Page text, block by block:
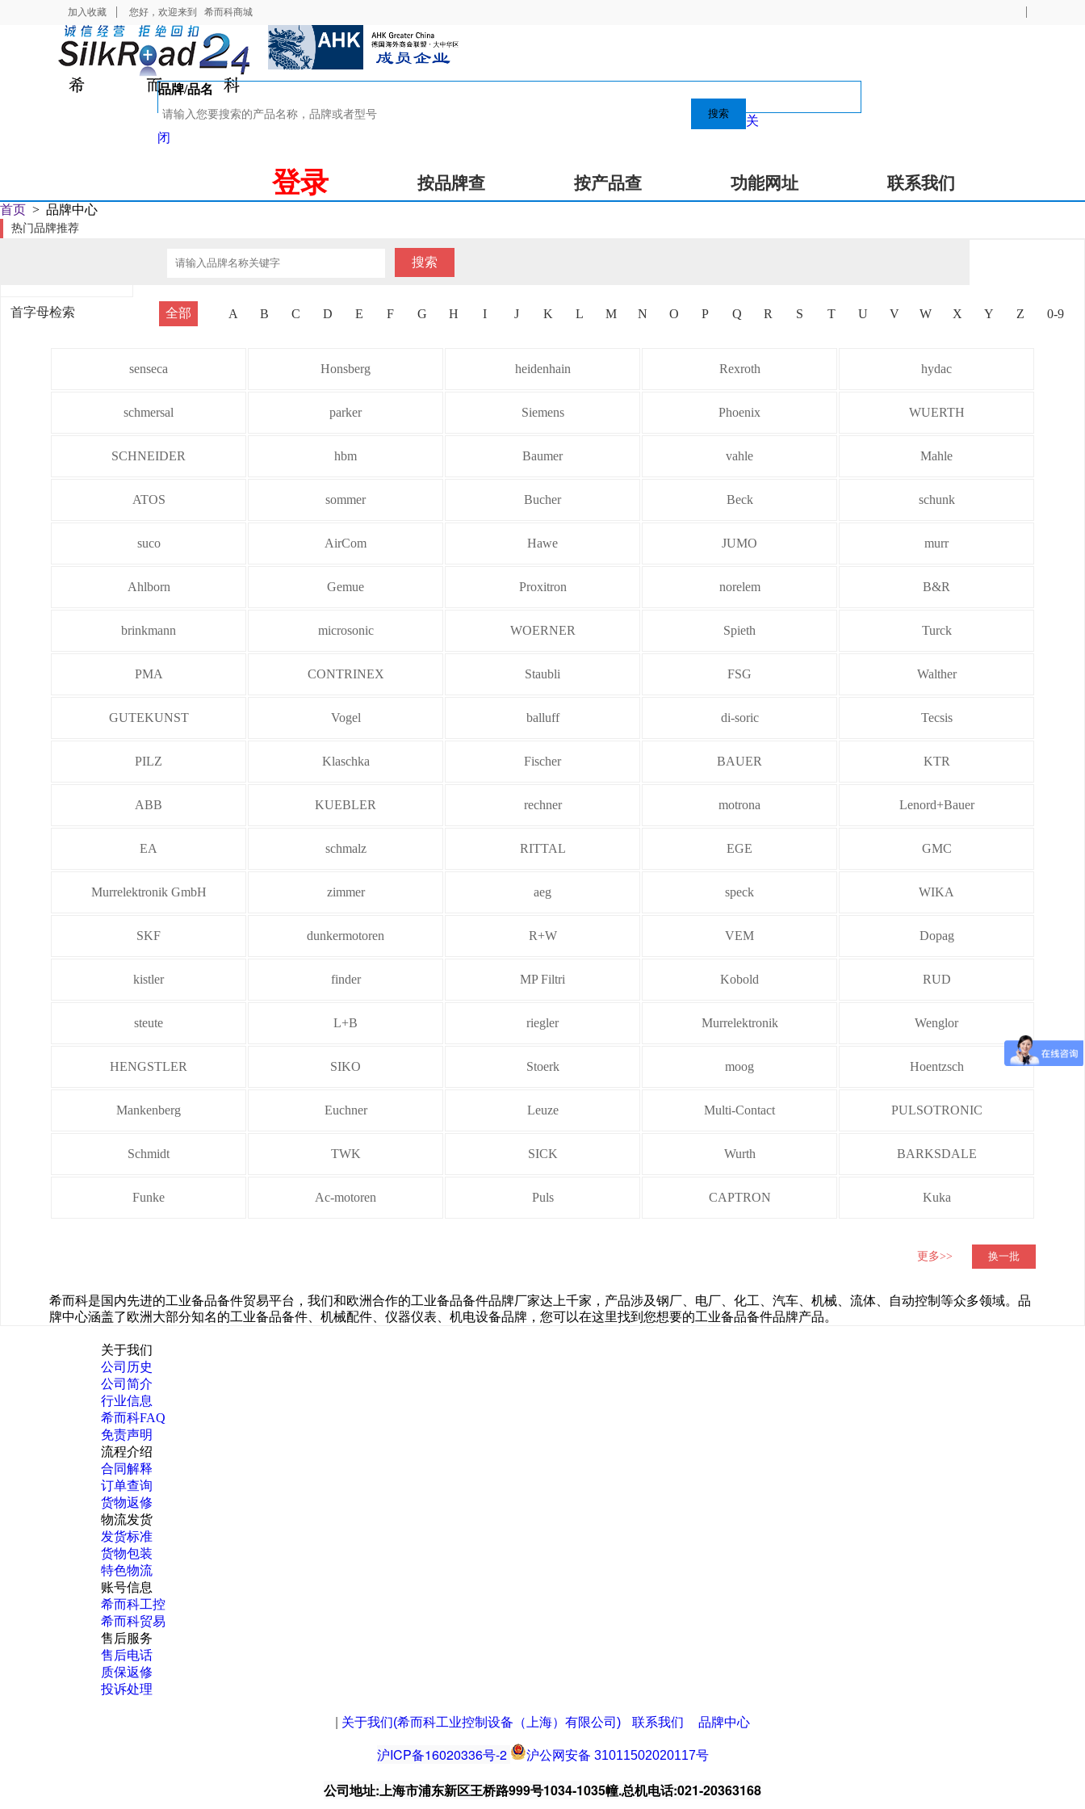
加入收藏 您好，欢迎来到 希而科商城
品牌/品名
搜索
关
闭
投诉热线:021-20363080
登录 按品牌查 按产品查 功能网址 联系我们
首页 > 品牌中心
热门品牌推荐
搜索
首字母检索 全部 A B C D E F G H I J K L M N O P Q R S T U V W X Y Z 0-9
senseca Honsberg heidenhain Rexroth hydac
schmersal parker Siemens Phoenix WUERTH
SCHNEIDER hbm Baumer vahle Mahle
ATOS sommer Bucher Beck schunk
suco AirCom Hawe JUMO murr
Ahlborn Gemue Proxitron norelem B&R
brinkmann microsonic WOERNER Spieth Turck
PMA CONTRINEX Staubli FSG Walther
GUTEKUNST Vogel balluff di-soric Tecsis
PILZ Klaschka Fischer BAUER KTR
ABB KUEBLER rechner motrona Lenord+Bauer
EA schmalz RITTAL EGE GMC
Murrelektronik GmbH zimmer aeg speck WIKA
SKF dunkermotoren R+W VEM Dopag
kistler finder MP Filtri Kobold RUD
steute L+B riegler Murrelektronik Wenglor
HENGSTLER SIKO Stoerk moog Hoentzsch
Mankenberg Euchner Leuze Multi-Contact PULSOTRONIC
Schmidt TWK SICK Wurth BARKSDALE
Funke Ac-motoren Puls CAPTRON Kuka
更多>> 换一批
希而科是国内先进的工业备品备件贸易平台，我们和欧洲合作的工业备品备件品牌厂家达上千家，产品涉及钢厂、电厂、化工、汽车、机械、流体、自动控制等众多领域。品
牌中心涵盖了欧洲大部分知名的工业备品备件、机械配件、仪器仪表、机电设备品牌，您可以在这里找到您想要的工业备品备件品牌产品。
关于我们
公司历史
公司简介
行业信息
希而科FAQ
免责声明
流程介绍
合同解释
订单查询
货物返修
物流发货
发货标准
货物包装
特色物流
账号信息
希而科工控
希而科贸易
售后服务
售后电话
质保返修
投诉处理
关于我们(希而科工业控制设备（上海）有限公司) 联系我们 品牌中心
沪ICP备16020336号-2 沪公网安备 31011502020117号
公司地址:上海市浦东新区王桥路999号1034-1035幢.总机电话:021-20363168